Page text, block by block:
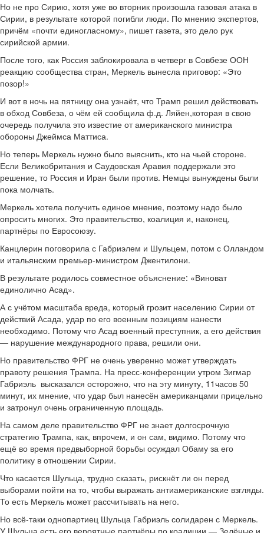
Но не про Сирию, хотя уже во вторник произошла газовая атака в
Сирии, в результате которой погибли люди. По мнению экспертов,
причём «почти единогласному», пишет газета, это дело рук
сирийской армии.
После того, как Россия заблокировала в четверг в Совбезе ООН
реакцию сообщества стран, Меркель вынесла приговор: «Это
позор!»
И вот в ночь на пятницу она узнаёт, что Трамп решил действовать
в обход Совбеза, о чём ей сообщила ф.д. Ляйен,которая в свою
очередь получила это известие от американского министра
обороны Джеймса Маттиса.
Но теперь Меркель нужно было выяснить, кто на чьей стороне.
Если Великобритания и Саудовская Аравия поддержали это
решение, то Россия и Иран были против. Немцы вынуждены были
пока молчать.
Меркель хотела получить единое мнение, поэтому надо было
опросить многих. Это правительство, коалиция и, наконец,
партнёры по Евросоюзу.
Канцлерин поговорила с Габриэлем и Шульцем, потом с Олландом
и итальянским премьер-министром Джентилони.
В результате родилось совместное объяснение: «Виноват
единолично Асад».
А с учётом масштаба вреда, который грозит населению Сирии от
действий Асада, удар по его военным позициям нанести
необходимо. Потому что Асад военный преступник, а его действия
— нарушение международного права, решили они.
Но правительство ФРГ не очень уверенно может утверждать
правоту решения Трампа. На пресс-конференции утром Зигмар
Габриэль высказался осторожно, что на эту минуту, 11часов 50
минут, их мнение, что удар был нанесён американцами прицельно
и затронул очень ограниченную площадь.
На самом деле правительство ФРГ не знает долгосрочную
стратегию Трампа, как, впрочем, и он сам, видимо. Потому что
ещё во время предвыборной борьбы осуждал Обаму за его
политику в отношении Сирии.
Что касается Шульца, трудно сказать, рискнёт ли он перед
выборами пойти на то, чтобы выражать антиамериканские взгляды.
То есть Меркель может рассчитывать на него.
Но всё-таки однопартиец Шульца Габриэль солидарен с Меркель.
У Шульца есть его вероятные партнёры по коалиции — Зелёные и